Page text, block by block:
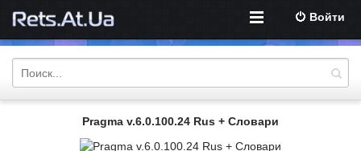
Войти
Pragma v.6.0.100.24 Rus + Словари